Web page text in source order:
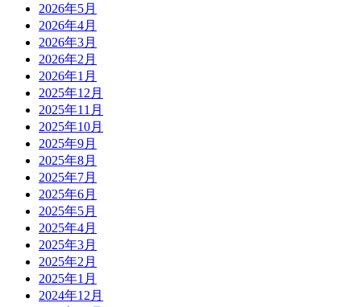
2026年5月
2026年4月
2026年3月
2026年2月
2026年1月
2025年12月
2025年11月
2025年10月
2025年9月
2025年8月
2025年7月
2025年6月
2025年5月
2025年4月
2025年3月
2025年2月
2025年1月
2024年12月